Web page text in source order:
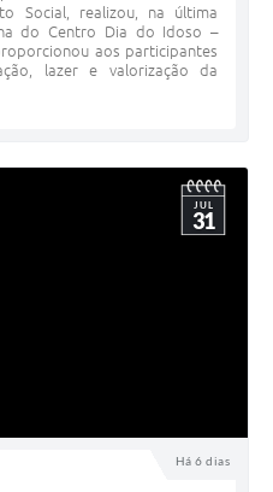
Social, realizou, na última
do Centro Dia do Idoso –
aos participantes
lazer e valorização da
Há 6 dias
JUL
31